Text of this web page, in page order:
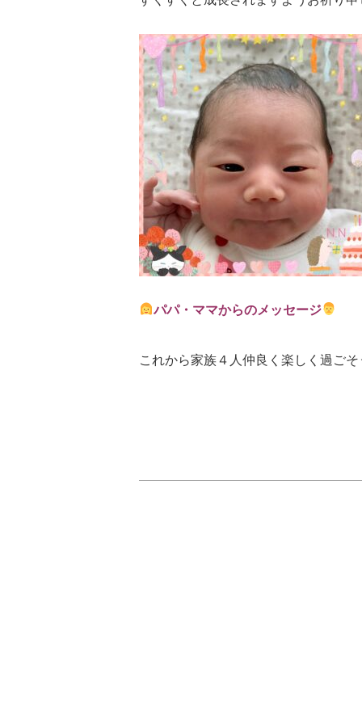
パパ・ママからのメッセージ
これから家族４人仲良く楽しく過ごそ